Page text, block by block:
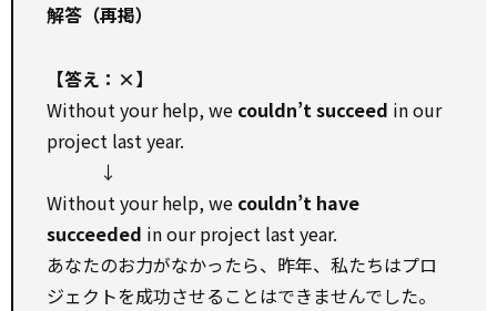
解答（再掲）
【答え：×】
Without your help, we couldn’t succeed in our
project last year.
↓
Without your help, we couldn’t have
succeeded in our project last year.
あなたのお力がなかったら、昨年、私たちはプロ
ジェクトを成功させることはできませんでした。